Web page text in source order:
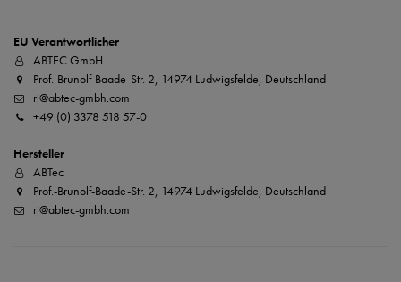
EU Verantwortlicher
ABTEC GmbH
Prof.-Brunolf-Baade-Str. 2, 14974 Ludwigsfelde, Deutschland
rj@abtec-gmbh.com
+49 (0) 3378 518 57-0
Hersteller
ABTec
Prof.-Brunolf-Baade-Str. 2, 14974 Ludwigsfelde, Deutschland
rj@abtec-gmbh.com